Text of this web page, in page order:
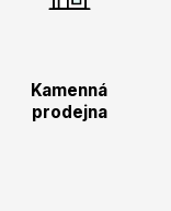
Kamenná
prodejna